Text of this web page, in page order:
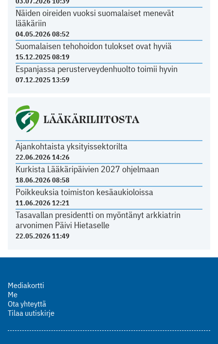
Näiden oireiden vuoksi suomalaiset menevät
lääkäriin
04.05.2026 08:52
Suomalaisen tehohoidon tulokset ovat hyviä
15.12.2025 08:19
Espanjassa perusterveydenhuolto toimii hyvin
07.12.2025 13:59
LÄÄKÄRILIITOSTA
Ajankohtaista yksityissektorilta
22.06.2026 14:26
Kurkista Lääkäripäivien 2027 ohjelmaan
18.06.2026 08:58
Poikkeuksia toimiston kesäaukioloissa
11.06.2026 12:21
Tasavallan presidentti on myöntänyt arkkiatrin
arvonimen Päivi Hietaselle
22.05.2026 11:49
Mediakortti
Me
Ota yhteyttä
Tilaa uutiskirje